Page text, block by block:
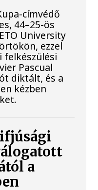
címvédő
44–25-ös
University
ezzel
felkészülési
Pascual
diktált, és a
kézben
a